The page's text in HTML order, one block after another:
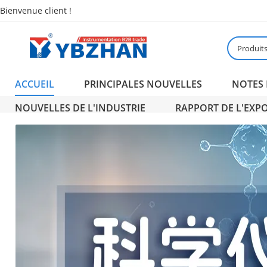
Bienvenue client !
Produits
ACCUEIL PRINCIPALES NOUVELLES NOTES
NOUVELLES DE L'INDUSTRIE
RAPPORT DE